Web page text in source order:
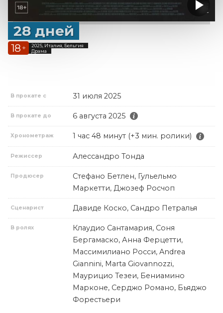
28 дней
18 +
2025, Италия, Бельгия
Драма
В прокате с 31 июля 2025
В прокате до 6 августа 2025
Хронометраж 1 час 48 минут (+3 мин. ролики)
Режиссер Алессандро Тонда
Продюсер
Стефано Бетлен, Гульельмо
Маркетти, Джозеф Росчоп
Сценарист Давиде Коско, Сандро Петралья
В ролях
Клаудио Сантамария, Соня
Бергамаско, Анна Ферцетти,
Массимилиано Росси, Andrea
Giannini, Marta Giovannozzi,
Маурицио Тезеи, Бениамино
Марконе, Серджо Романо, Бьяджо
Форестьери